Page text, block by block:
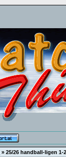
» 25/26 handball-ligen 1-